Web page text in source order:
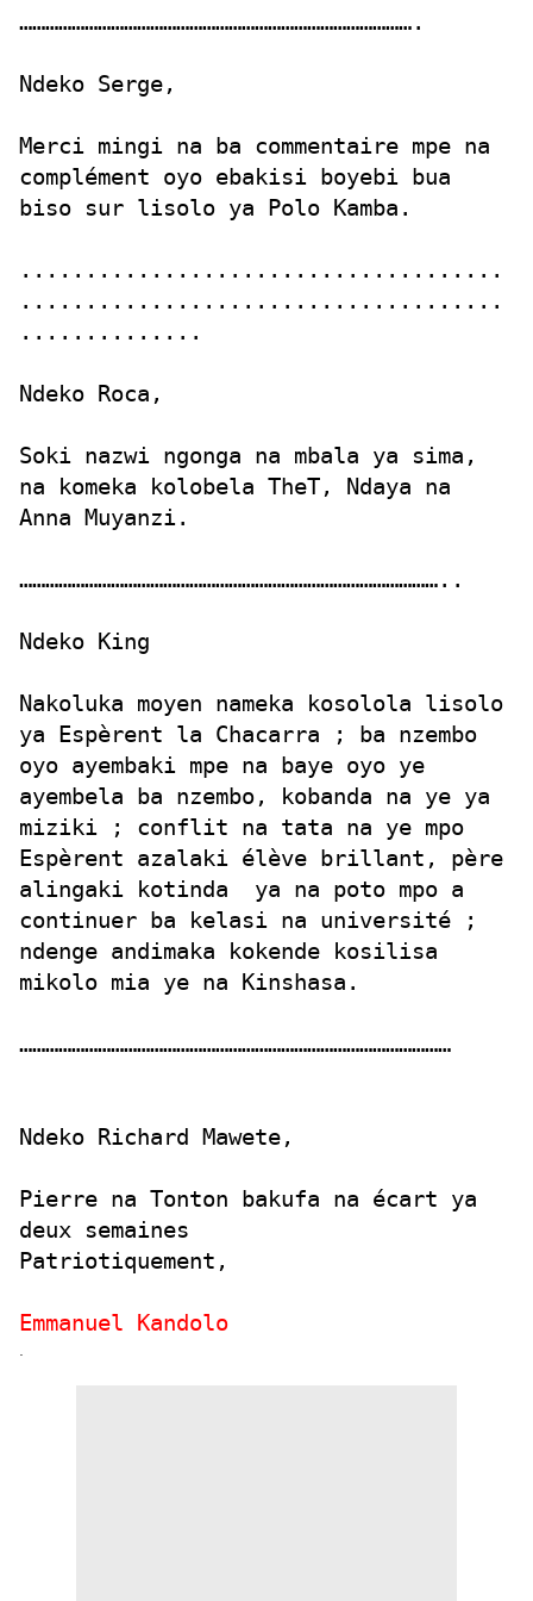
……………………………………………………………………………….
Ndeko Serge,
Merci mingi na ba commentaire mpe na
complément oyo ebakisi boyebi bua
biso sur lisolo ya Polo Kamba.
.....................................
.....................................
..............
Ndeko Roca,
Soki nazwi ngonga na mbala ya sima,
na komeka kolobela TheT, Ndaya na
Anna Muyanzi.
……………………………………………………………………………………..
Ndeko King
Nakoluka moyen nameka kosolola lisolo
ya Espèrent la Chacarra ; ba nzembo
oyo ayembaki mpe na baye oyo ye
ayembela ba nzembo, kobanda na ye ya
miziki ; conflit na tata na ye mpo
Espèrent azalaki élève brillant, père
alingaki kotinda ya na poto mpo a
continuer ba kelasi na université ;
ndenge andimaka kokende kosilisa
mikolo mia ye na Kinshasa.
………………………………………………………………………………………
Ndeko Richard Mawete,
Pierre na Tonton bakufa na écart ya
deux semaines
Patriotiquement,
Emmanuel Kandolo